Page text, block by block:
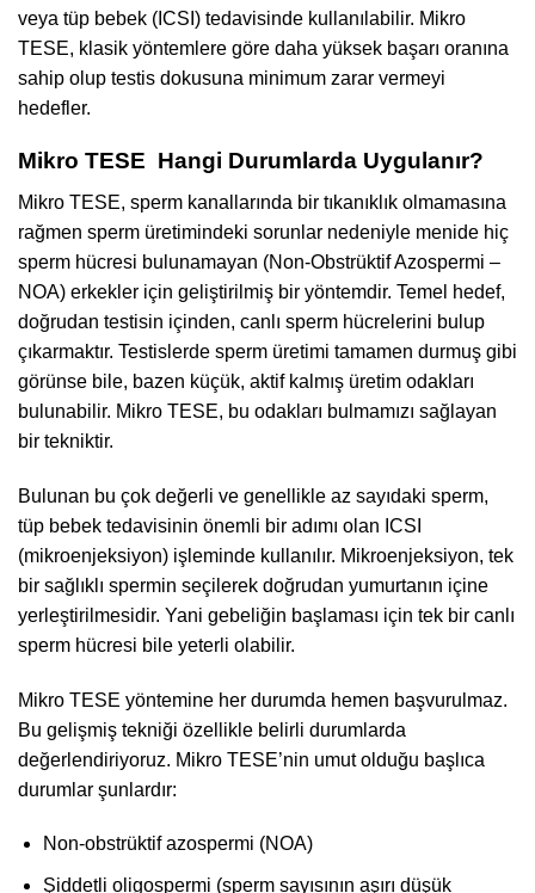
veya tüp bebek (ICSI) tedavisinde kullanılabilir. Mikro
TESE, klasik yöntemlere göre daha yüksek başarı oranına
sahip olup testis dokusuna minimum zarar vermeyi
hedefler.
Mikro TESE Hangi Durumlarda Uygulanır?
Mikro TESE, sperm kanallarında bir tıkanıklık olmamasına
rağmen sperm üretimindeki sorunlar nedeniyle menide hiç
sperm hücresi bulunamayan (Non-Obstrüktif Azospermi –
NOA) erkekler için geliştirilmiş bir yöntemdir. Temel hedef,
doğrudan testisin içinden, canlı sperm hücrelerini bulup
çıkarmaktır. Testislerde sperm üretimi tamamen durmuş gibi
görünse bile, bazen küçük, aktif kalmış üretim odakları
bulunabilir. Mikro TESE, bu odakları bulmamızı sağlayan
bir tekniktir.
Bulunan bu çok değerli ve genellikle az sayıdaki sperm,
tüp bebek tedavisinin önemli bir adımı olan ICSI
(mikroenjeksiyon) işleminde kullanılır. Mikroenjeksiyon, tek
bir sağlıklı spermin seçilerek doğrudan yumurtanın içine
yerleştirilmesidir. Yani gebeliğin başlaması için tek bir canlı
sperm hücresi bile yeterli olabilir.
Mikro TESE yöntemine her durumda hemen başvurulmaz.
Bu gelişmiş tekniği özellikle belirli durumlarda
değerlendiriyoruz. Mikro TESE’nin umut olduğu başlıca
durumlar şunlardır:
Non-obstrüktif azospermi (NOA)
Şiddetli oligospermi (sperm sayısının aşırı düşük